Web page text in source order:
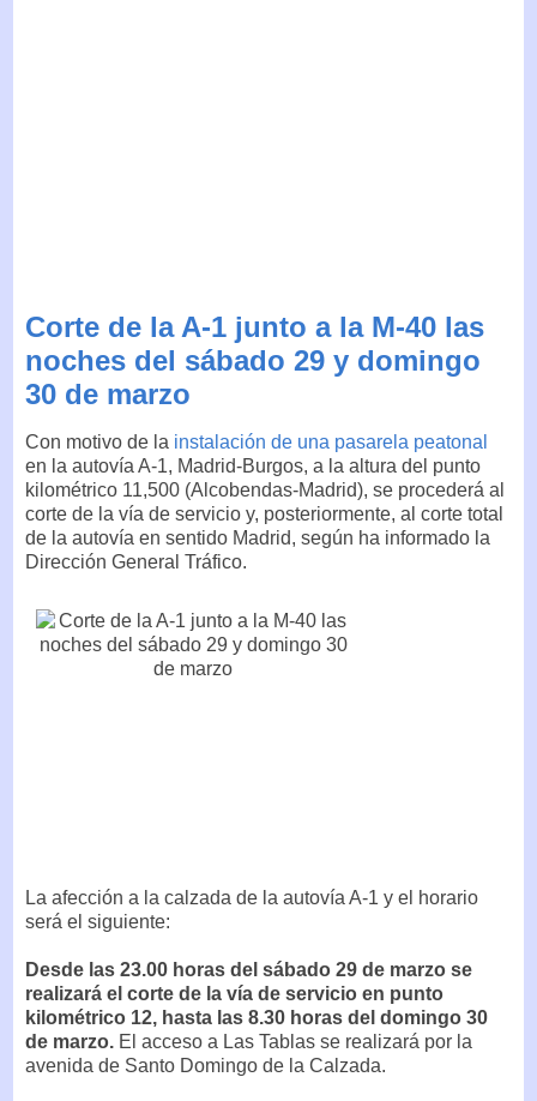
Corte de la A-1 junto a la M-40 las
noches del sábado 29 y domingo
30 de marzo
Con motivo de la instalación de una pasarela peatonal
en la autovía A-1, Madrid-Burgos, a la altura del punto
kilométrico 11,500 (Alcobendas-Madrid), se procederá al
corte de la vía de servicio y, posteriormente, al corte total
de la autovía en sentido Madrid, según ha informado la
Dirección General Tráfico.
La afección a la calzada de la autovía A-1 y el horario
será el siguiente:
Desde las 23.00 horas del sábado 29 de marzo se
realizará el corte de la vía de servicio en punto
kilométrico 12, hasta las 8.30 horas del domingo 30
de marzo. El acceso a Las Tablas se realizará por la
avenida de Santo Domingo de la Calzada.